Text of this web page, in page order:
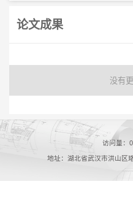
论文成果
没有
访问量：
地址：湖北省武汉市洪山区